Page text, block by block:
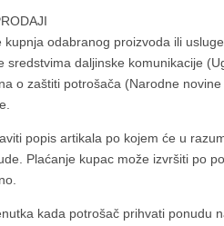
odabranog proizvoda ili
sredstvima daljinske komunikacije
o zaštiti potrošača (Narodne
popis artikala po kojem će u
Plaćanje kupac može izvršiti po
kada potrošač prihvati ponudu